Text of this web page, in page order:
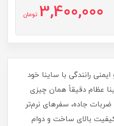
3,400,000 تومان
رانندگی با ساینا خود
عظام دقیقاً همان چیزی
جاده، سفرهای نرم‌تر
کیفیت بالای ساخت و دوام